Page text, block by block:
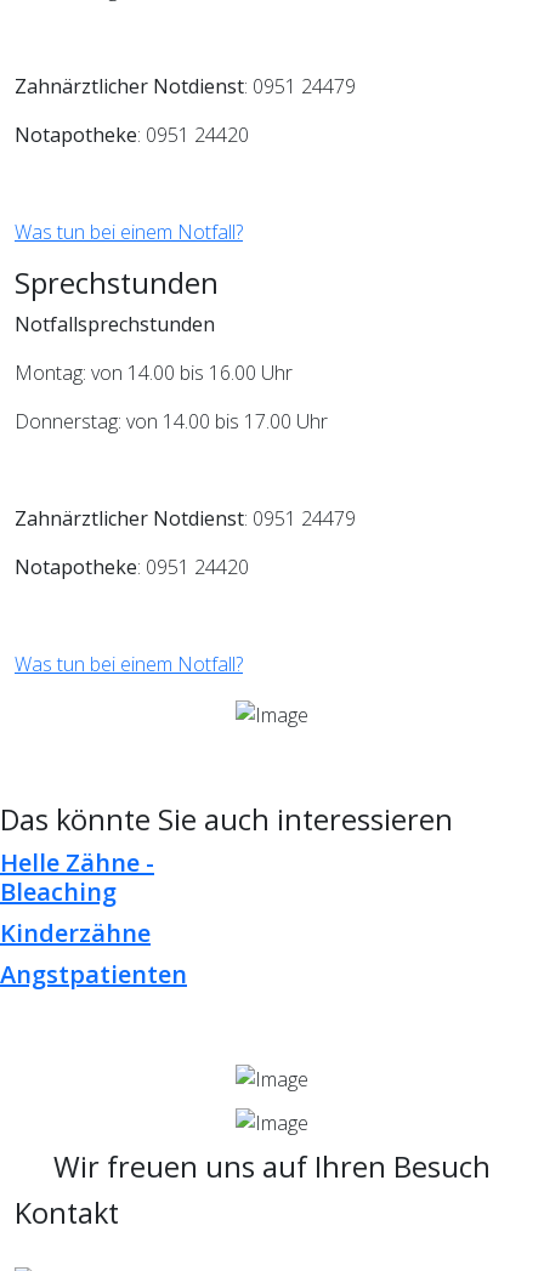
Zahnärztlicher Notdienst: 0951 24479
Notapotheke: 0951 24420
Was tun bei einem Notfall?
Sprechstunden
Notfallsprechstunden
Montag: von 14.00 bis 16.00 Uhr
Donnerstag: von 14.00 bis 17.00 Uhr
Zahnärztlicher Notdienst: 0951 24479
Notapotheke: 0951 24420
Was tun bei einem Notfall?
Das könnte Sie auch interessieren
Helle Zähne -
Bleaching
Kinderzähne
Angstpatienten
Wir freuen uns auf Ihren Besuch
Kontakt